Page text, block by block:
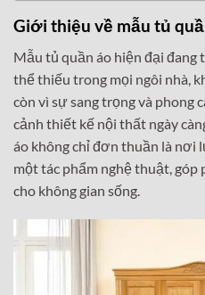
Giới thiệu về mẫu tủ
Mẫu tủ quần áo hiện đại
thể thiếu trong mọi ngôi nhà,
còn vì sự sang trọng và phong
cảnh thiết kế nội thất ngày
áo không chỉ đơn thuần là nơi
một tác phẩm nghệ thuật, góp
cho không gian sống.